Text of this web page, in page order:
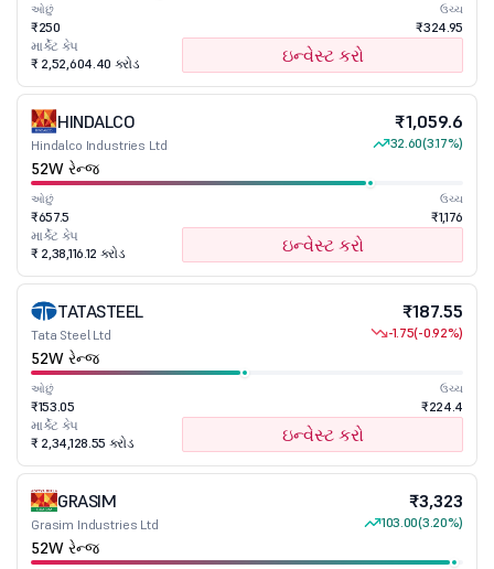
ઓછું
₹250
ઉચ્ચ
₹324.95
માર્કેટ કેપ
₹ 2,52,604.40 કરોડ
ઇન્વેસ્ટ કરો
HINDALCO
Hindalco Industries Ltd
₹1,059.6
32.60(3.17%)
52W રેન્જ
ઓછું
₹657.5
ઉચ્ચ
₹1,176
માર્કેટ કેપ
₹ 2,38,116.12 કરોડ
ઇન્વેસ્ટ કરો
TATASTEEL
Tata Steel Ltd
₹187.55
-1.75(-0.92%)
52W રેન્જ
ઓછું
₹153.05
ઉચ્ચ
₹224.4
માર્કેટ કેપ
₹ 2,34,128.55 કરોડ
ઇન્વેસ્ટ કરો
GRASIM
Grasim Industries Ltd
₹3,323
103.00(3.20%)
52W રેન્જ